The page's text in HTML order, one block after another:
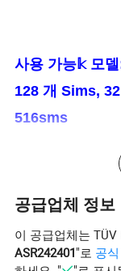
사용 가능𝕜 모
128 개 Sims,
516sms
3G 32 포
4G 32 포트
256 개의 Sims
VoIP 게이트웨
공급업체 정보
이 공급업체는
ASR242401"로 공